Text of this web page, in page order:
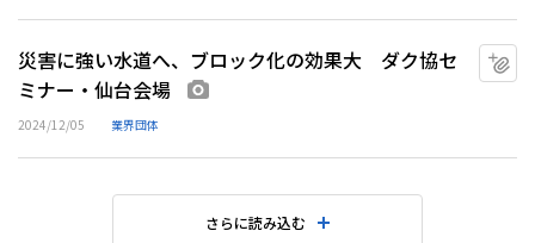
災害に強い水道へ、ブロック化の効果大 ダク協セ
ミナー・仙台会場
2024/12/05 業界団体
さらに読み込む